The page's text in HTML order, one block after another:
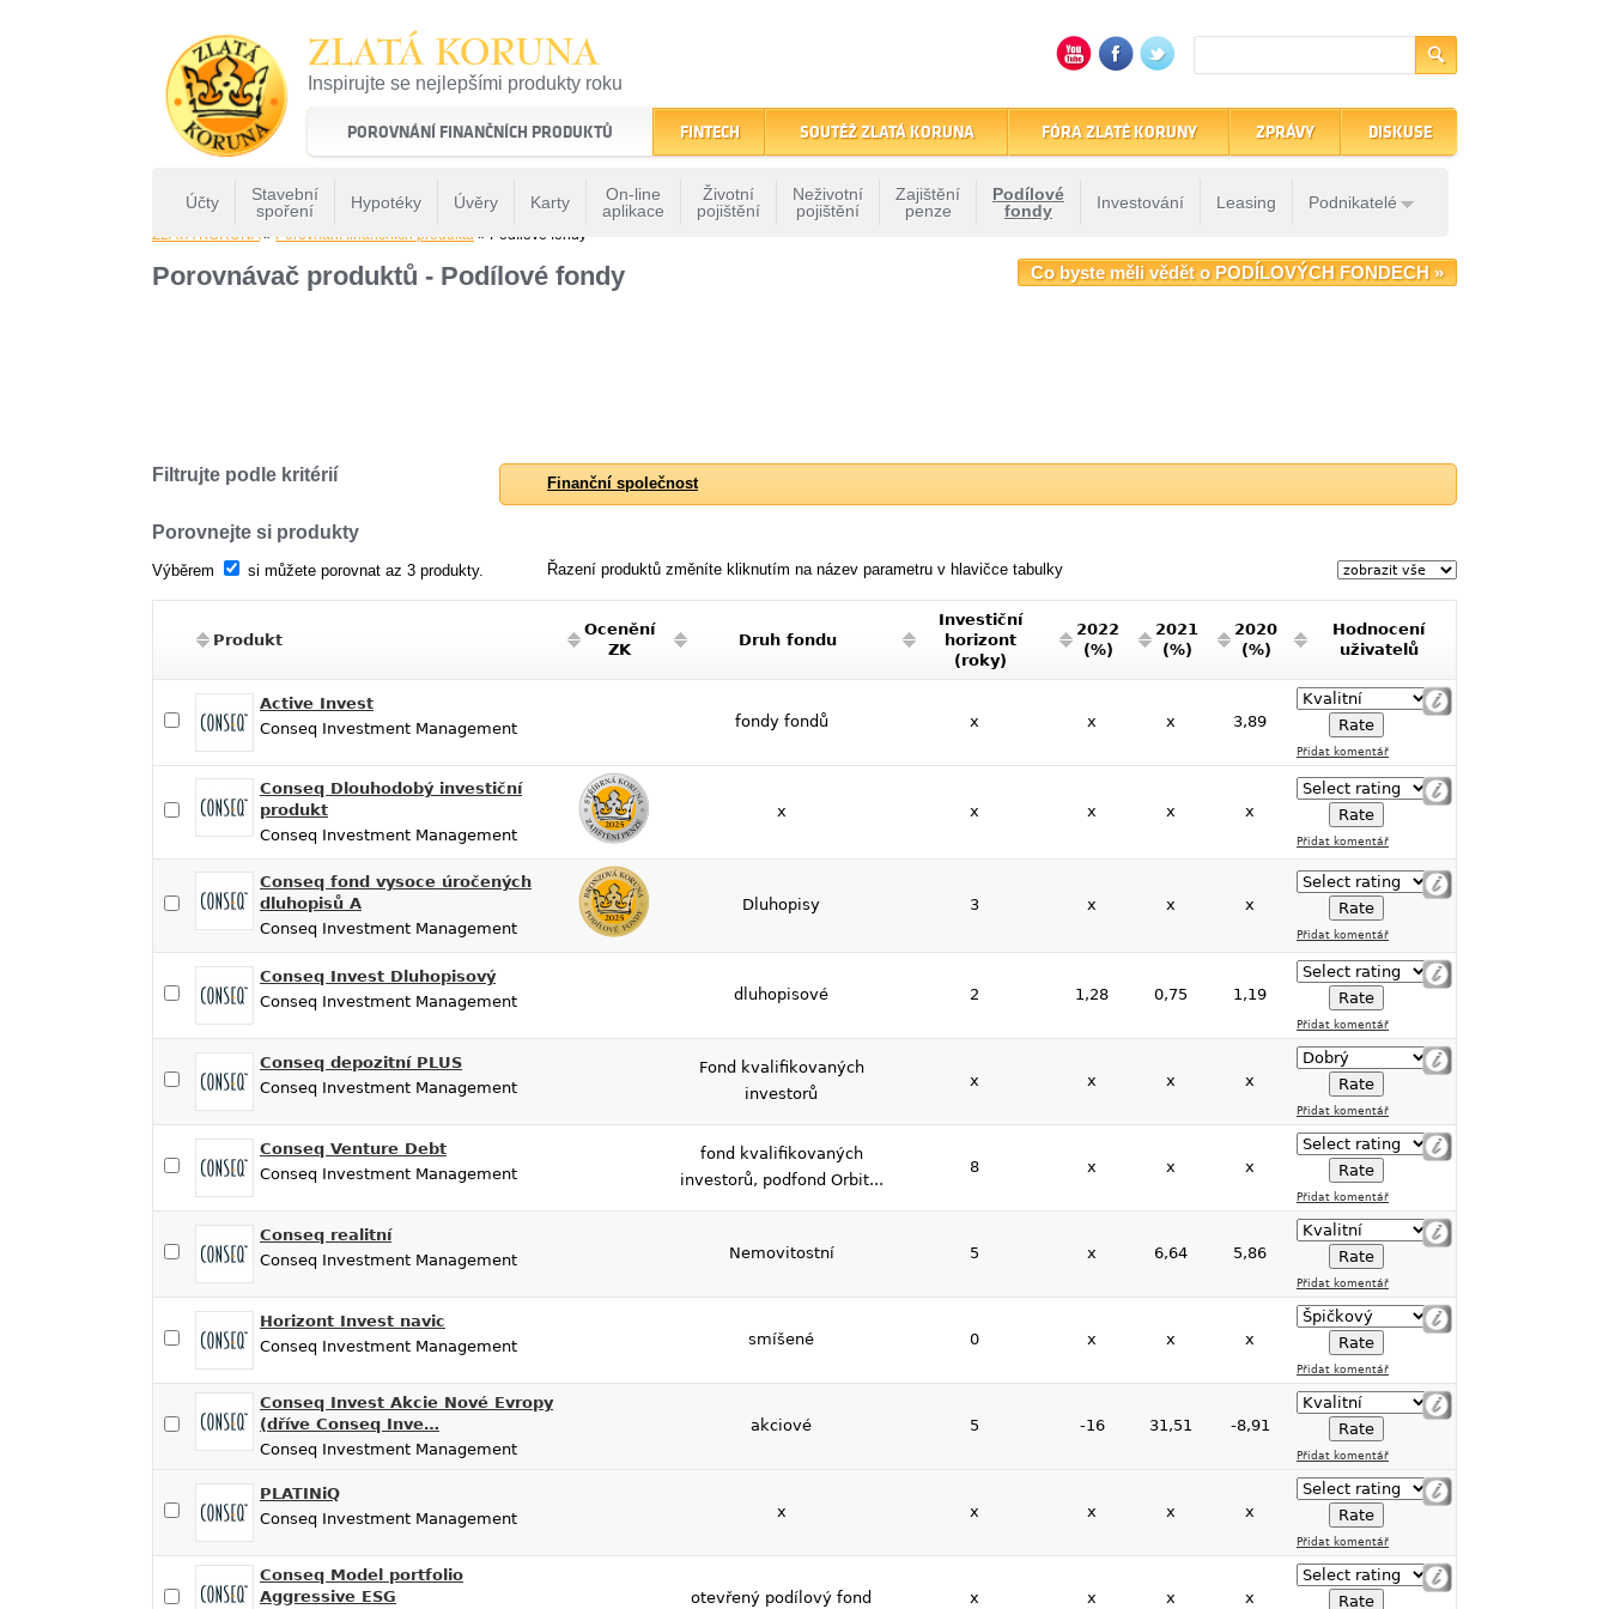
ZLATÁ KORUNA
Inspirujte se nejlepšími produkty roku
22 let tradice a kvality na finančním trhu
POROVNÁNÍ FINANČNÍCH PRODUKTŮ
Účty
Stavební
spoření
Hypotéky Úvěry Karty
On-line
aplikace
Životní
pojištění
Neživotní
pojištění
Zajištění
penze
Podílové
fondy
Investování Leasing Podnikatelé
FINTECH SOUTĚŽ ZLATÁ KORUNA FÓRA ZLATÉ KORUNY ZPRÁVY DISKUSE
ZLATÁ KORUNA» Porovnání finančních produktů » Podílové fondy
Co byste měli vědět o PODÍLOVÝCH FONDECH »
Porovnávač produktů - Podílové fondy
Filtrujte podle kritérií Finanční společnost
Porovnejte si produkty
Řazení produktů změníte kliknutím na název parametru v hlavičce tabulky
Výběrem si můžete porovnat az 3 produkty.
Produkt
Ocenění
ZK
Druh fondu
Investiční
horizont
(roky)
2022
(%)
2021
(%)
2020
(%)
Hodnocení
uživatelů
Active Invest
Conseq Investment Management
fondy fondů x x x 3,89
Přidat komentář
Conseq Dlouhodobý investiční
produkt
Conseq Investment Management
x x x x x
Přidat komentář
Conseq fond vysoce úročených
dluhopisů A
Conseq Investment Management
Dluhopisy 3 x x x
Přidat komentář
Conseq Invest Dluhopisový
Conseq Investment Management
dluhopisové 2 1,28 0,75 1,19
Přidat komentář
Conseq depozitní PLUS
Conseq Investment Management
Fond kvalifikovaných
investorů
x x x x
Přidat komentář
Conseq Venture Debt
Conseq Investment Management
fond kvalifikovaných
investorů, podfond Orbit...
8 x x x
Přidat komentář
Conseq realitní
Conseq Investment Management
Nemovitostní 5 x 6,64 5,86
Přidat komentář
Horizont Invest navic
Conseq Investment Management
smíšené 0 x x x
Přidat komentář
Conseq Invest Akcie Nové Evropy
(dříve Conseq Inve…
Conseq Investment Management
akciové 5 -16 31,51 -8,91
Přidat komentář
PLATINiQ
Conseq Investment Management
x x x x x
Přidat komentář
Conseq Model portfolio
Aggressive ESG
otevřený podílový fond x x x x